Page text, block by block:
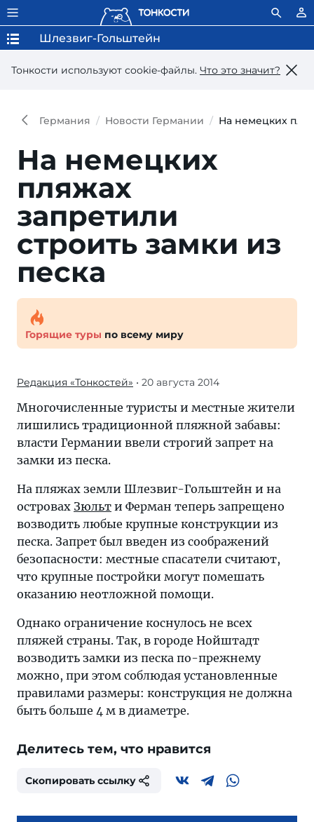
Тонкости используют сookie-файлы. Что это значит?
Шлезвиг-Гольштейн
Германия Новости Германии На немецких
На немецких
пляжах
запретили
строить замки из
песка
Горящие туры по всему миру
Редакция «Тонкостей» • 20 августа 2014
Многочисленные туристы и местные жители
лишились традиционной пляжной забавы:
власти Германии ввели строгий запрет на
замки из песка.
На пляжах земли Шлезвиг-Гольштейн и на
островах Зюльт и Ферман теперь запрещено
возводить любые крупные конструкции из
песка. Запрет был введен из соображений
безопасности: местные спасатели считают,
что крупные постройки могут помешать
оказанию неотложной помощи.
Однако ограничение коснулось не всех
пляжей страны. Так, в городе Нойштадт
возводить замки из песка по-прежнему
можно, при этом соблюдая установленные
правилами размеры: конструкция не должна
быть больше 4 м в диаметре.
Делитесь тем, что нравится
Скопировать ссылку